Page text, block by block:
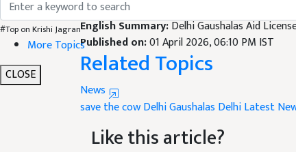
#Top on Krishi Jagran
More Topics
CLOSE
English Summary:
Published on:01 April 2026, 06:10 PM IST
Related Topics
News
save the cow
Like this article?
Hey! I amKJ Staff. Did you liked this article